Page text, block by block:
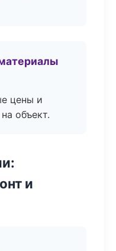
цены и
объект.
и